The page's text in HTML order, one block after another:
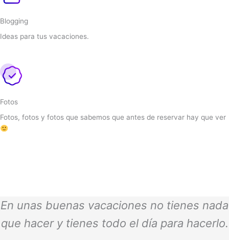
Blogging
Ideas para tus vacaciones.
Fotos
Fotos, fotos y fotos que sabemos que antes de reservar hay que ver
En unas buenas vacaciones no tienes nada
que hacer y tienes todo el día para hacerlo.